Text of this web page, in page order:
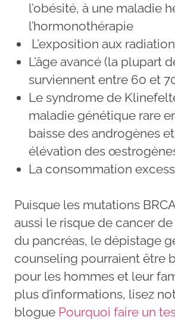
l’obésité, à une maladie
l’hormonothérapie
L’exposition aux
L’âge avancé (la plupart
surviennent entre 60 et
Le syndrome de
maladie génétique rare
baisse des androgènes
élévation des
La consommation
Puisque les mutations
aussi le risque de cancer
du pancréas, le dépistage
counseling pourraient être
pour les hommes et leur
plus d’informations, lisez
blogue Pourquoi faire un